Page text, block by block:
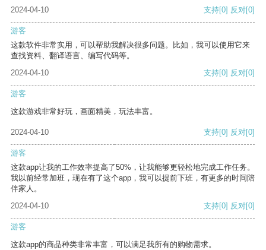
2024-04-10
支持[0] 反对[0]
游客
这款软件非常实用，可以帮助我解决很多问题。比如，我可以使用它来
查找资料、翻译语言、编写代码等。
2024-04-10
支持[0] 反对[0]
游客
这款游戏非常好玩，画面精美，玩法丰富。
2024-04-10 支持[0] 反对[0]
游客
这款app让我的工作效率提高了50%，让我能够更轻松地完成工作任务。
我以前经常加班，现在有了这个app，我可以提前下班，有更多的时间陪
伴家人。
2024-04-10
支持[0] 反对[0]
游客
这款app的商品种类非常丰富，可以满足我所有的购物需求。